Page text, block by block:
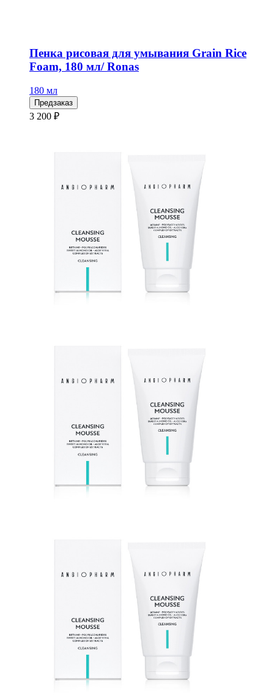
Пенка рисовая для умывания Grain Rice
Foam, 180 мл/ Ronas
180 мл
Предзаказ
3 200 ₽